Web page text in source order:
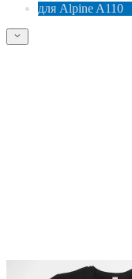
для Alpine A110